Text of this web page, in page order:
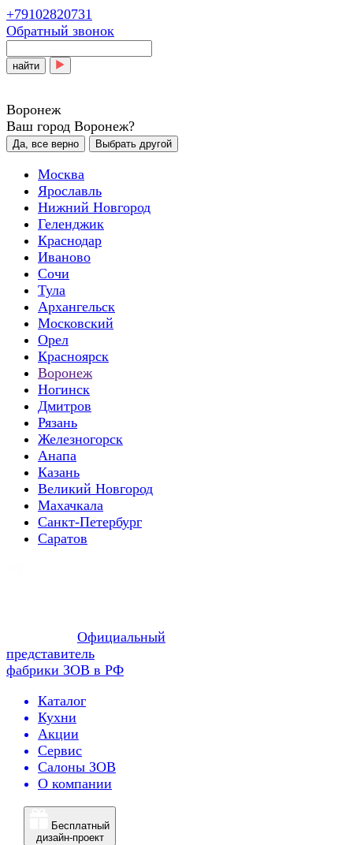
+79102820731
Обратный звонок
найти
Воронеж
Ваш город Воронеж?
Да, все верно Выбрать другой
Москва
Ярославль
Нижний Новгород
Геленджик
Краснодар
Иваново
Сочи
Тула
Архангельск
Московский
Орел
Красноярск
Воронеж
Ногинск
Дмитров
Рязань
Железногорск
Анапа
Казань
Великий Новгород
Махачкала
Санкт-Петербург
Саратов
Официальный
представитель
фабрики ЗОВ в РФ
Каталог
Кухни
Акции
Сервис
Салоны ЗОВ
О компании
Бесплатный
дизайн-проект